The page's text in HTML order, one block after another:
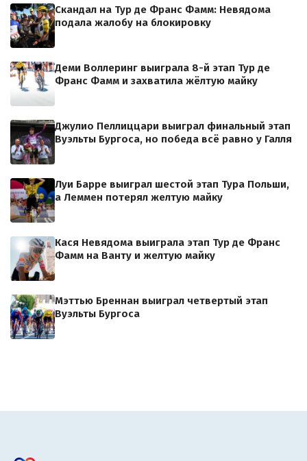
Скандал на Тур де Франс Фамм: Невядома
подала жалобу на блокировку
Деми Воллеринг выиграла 8-й этап Тур де
Франс Фамм и захватила жёлтую майку
Джулио Пеллиццари выиграл финальный этап
Вуэльты Бургоса, но победа всё равно у Галля
Луи Барре выиграл шестой этап Тура Польши,
а Леммен потерял желтую майку
Кася Невядома выиграла этап Тур де Франс
Фамм на Ванту и желтую майку
Мэттью Бреннан выиграл четвертый этап
Вуэльты Бургоса